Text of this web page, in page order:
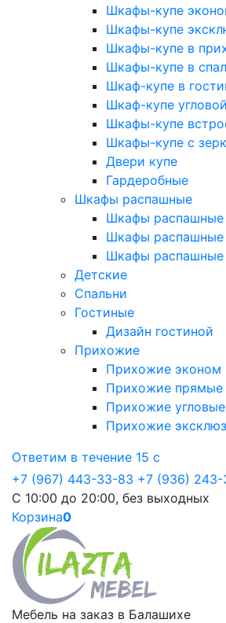
Шкафы-купе
Шкафы-купе
Шкафы-купе в
Шкафы-купе в
Шкаф-купе в
Шкаф-купе угловой
Шкафы-купе
Шкафы-купе с
Двери купе
Гардеробные
Шкафы распашные
Шкафы распашные
Шкафы распашные
Шкафы распашные
Детские
Спальни
Гостиные
Дизайн гостиной
Прихожие
Прихожие эконом
Прихожие прямые
Прихожие угловые
Прихожие
Ответим в течение 15 с
+7 (967) 443-33-83 +7 (936)
С 10:00 до 20:00, без выходных
Корзина0
Мебель на заказ в Балашихе